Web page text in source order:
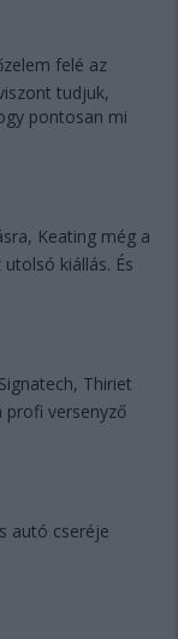
felé az
tudjuk,
pontosan mi
Keating még a
kiállás. És
Thiriet
versenyző
autó cseréje